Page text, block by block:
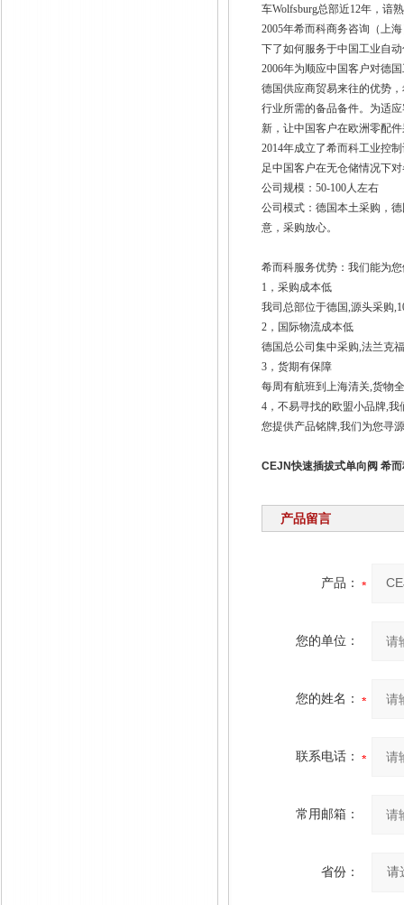
车Wolfsburg总部近12年，谙
2005年希而科商务咨询（上
下了如何服务于中国工业自
2006年为顺应中国客户对德
德国供应商贸易来往的优势
行业所需的备品备件。为适
新，让中国客户在欧洲零配
2014年成立了希而科工业控
足中国客户在无仓储情况下
公司规模：50-100人左右
公司模式：德国本土采购，
意，采购放心。
希而科服务优势：我们能为
1，采购成本低
我司总部位于德国,源头采购
2，国际物流成本低
德国总公司集中采购,法兰克
3，货期有保障
每周有航班到上海清关,货物
4，不易寻找的欧盟小品牌,我
您提供产品铭牌,我们为您寻
CEJN快速插拔式单向阀 希
产品留言
产品：
您的单位：
您的姓名：
联系电话：
常用邮箱：
省份：